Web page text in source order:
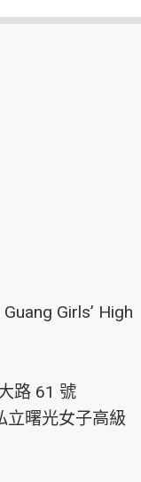
Guang Girls’ High
路 61 號
立曙光女子高級